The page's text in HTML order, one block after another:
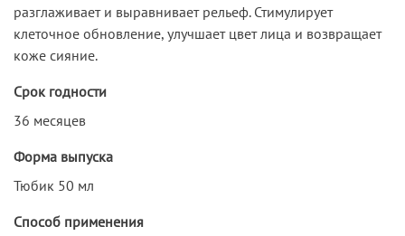
разглаживает и выравнивает рельеф. Стимулирует
клеточное обновление, улучшает цвет лица и возвращает
коже сияние.
Срок годности
36 месяцев
Форма выпуска
Тюбик 50 мл
Способ применения